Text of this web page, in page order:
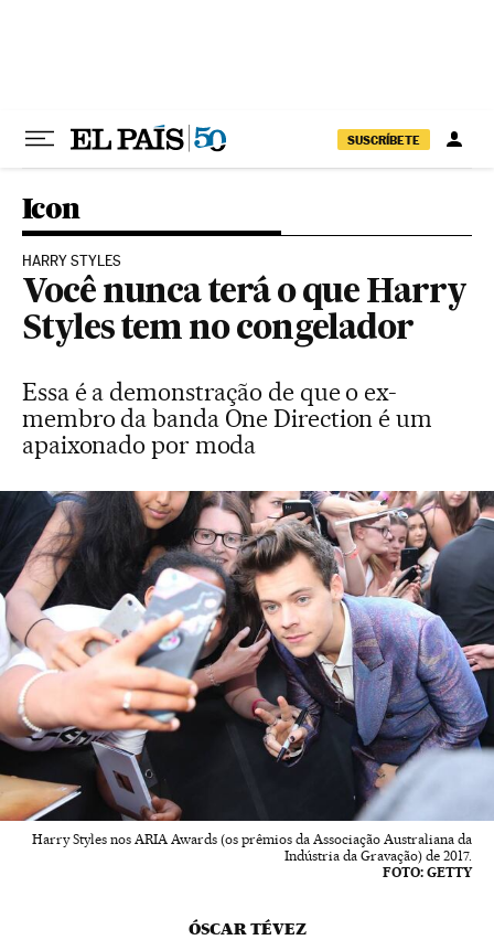
SUSCRÍBETE
Icon
HARRY STYLES
Você nunca terá o que Harry
Styles tem no congelador
Essa é a demonstração de que o ex-
membro da banda One Direction é um
apaixonado por moda
Harry Styles nos ARIA Awards (os prêmios da Associação Australiana da
Indústria da Gravação) de 2017.
FOTO: GETTY
ÓSCAR TÉVEZ